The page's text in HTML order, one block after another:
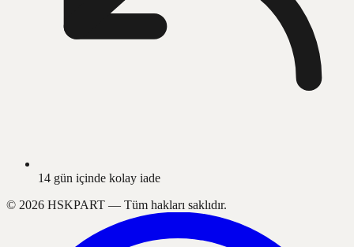
14 gün içinde kolay iade
© 2026 HSKPART — Tüm hakları saklıdır.